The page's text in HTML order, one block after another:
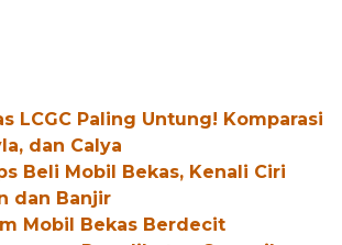
LCGC Paling Untung! Komparasi
dan Calya
Beli Mobil Bekas, Kenali Ciri
dan Banjir
Mobil Bekas Berdecit